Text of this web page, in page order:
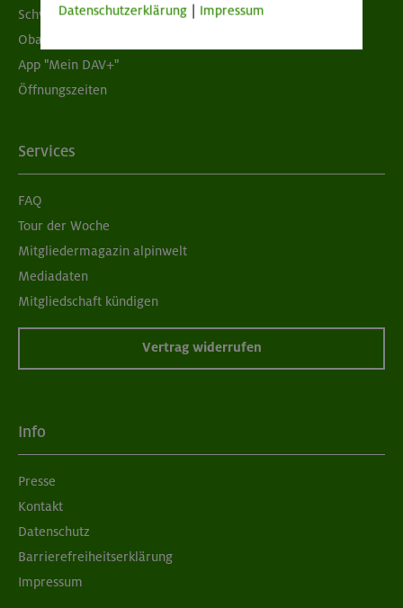
Schwarzes Brett
Obacht geben!
App "Mein DAV+"
Öffnungszeiten
Services
FAQ
Tour der Woche
Mitgliedermagazin alpinwelt
Mediadaten
Mitgliedschaft kündigen
Vertrag widerrufen
Info
Presse
Kontakt
Datenschutz
Barrierefreiheitserklärung
Impressum
Datenschutzerklärung Impressum